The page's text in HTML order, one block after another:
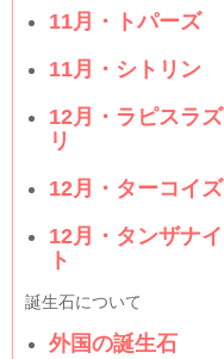
11月・トパーズ
11月・シトリン
12月・ラピスラズ
リ
12月・ターコイズ
12月・タンザナイ
ト
誕生石について
外国の誕生石